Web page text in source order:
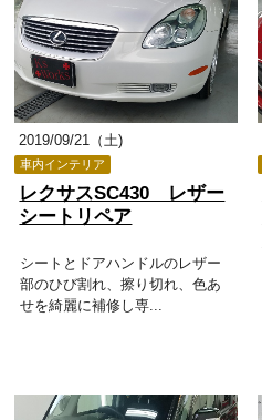
2019/09/21（土)
車内インテリア
レクサスSC430 レザー
シートリペア
シートとドアハンドルのレザー
部のひび割れ、擦り切れ、色あ
せを綺麗に補修し専...